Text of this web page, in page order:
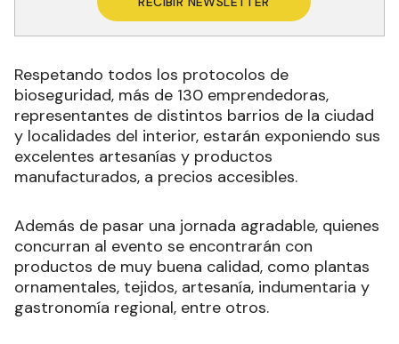
Respetando todos los protocolos de
bioseguridad, más de 130 emprendedoras,
representantes de distintos barrios de la ciudad
y localidades del interior, estarán exponiendo sus
excelentes artesanías y productos
manufacturados, a precios accesibles.
Además de pasar una jornada agradable, quienes
concurran al evento se encontrarán con
productos de muy buena calidad, como plantas
ornamentales, tejidos, artesanía, indumentaria y
gastronomía regional, entre otros.